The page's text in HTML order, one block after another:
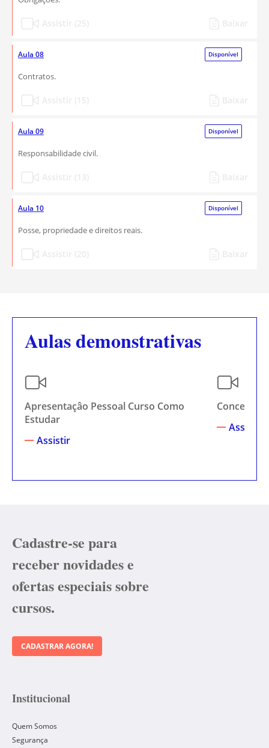
Aula 08 Disponível
Contratos.
Aula 09 Disponível
Responsabilidade civil.
Aula 10 Disponível
Posse, propriedade e direitos reais.
Aulas demonstrativas
Apresentaçâo Pessoal Curso Como
Estudar
Assistir
Conceitos
Assistir
Cadastre-se para
receber novidades e
ofertas especiais sobre
cursos.
CADASTRAR AGORA!
Institucional
Quem Somos
Segurança